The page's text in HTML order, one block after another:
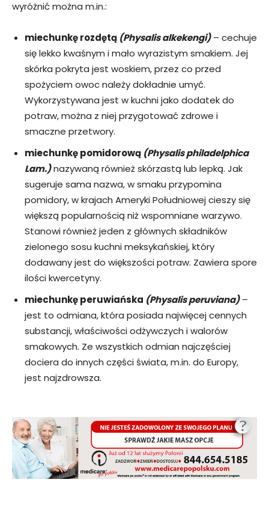
wyróżnić można m.in.:
miechunkę rozdętą (Physalis alkekengi)– cechuje
się lekko kwaśnym i mało wyrazistym smakiem. Jej
skórka pokryta jest woskiem, przez co przed
spożyciem owoc należy dokładnie umyć.
Wykorzystywana jest w kuchni jako dodatek do
potraw, można z niej przygotować zdrowe i
smaczne przetwory.
miechunkę pomidorową (Physalis philadelphica
Lam.)nazywaną również skórzastą lub lepką. Jak
sugeruje sama nazwa, w smaku przypomina
pomidory, w krajach Ameryki Południowej cieszy się
większą popularnością niż wspomniane warzywo.
Stanowi również jeden z głównych składników
zielonego sosu kuchni meksykańskiej, który
dodawany jest do większości potraw. Zawiera spore
ilości kwercetyny.
miechunkę peruwiańska (Physalis peruviana)–
jest to odmiana, która posiada najwięcej cennych
substancji, właściwości odżywczych i walorów
smakowych. Ze wszystkich odmian najczęściej
dociera do innych części świata, m.in. do Europy,
jest najzdrowsza.